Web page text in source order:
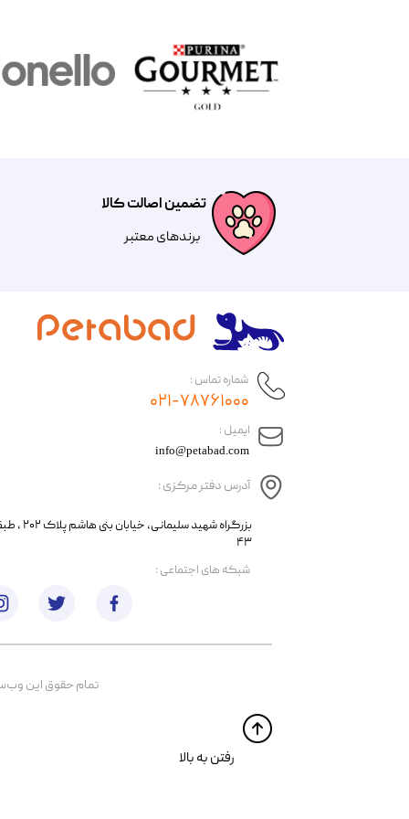
تضمین اصالت کالا
​​برندهای معتبر​​​​​​​
​ایمیل :
آدرس دفتر مرکزی :
info@petabad.com
​​بزرگراه شهید
۴۳
شماره تماس :
۰۲۱-۷۸۷۶۱۰۰۰
تمام حقوق اين
​​رفتن به بالا
​شبکه های اجتماعی :